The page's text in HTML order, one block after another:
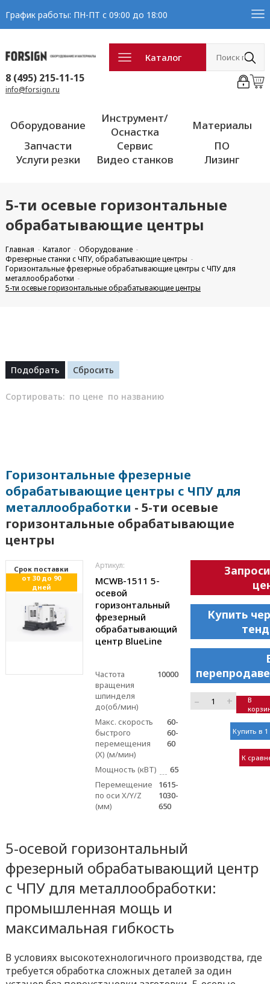
График работы: ПН-ПТ с 09:00 до 18:00
Каталог
8 (495) 215-11-15
info@forsign.ru
Оборудование
Инструмент/
Оснастка
Материалы
Запчасти
Сервис
ПО
Услуги резки
Видео станков Лизинг
5-ти осевые горизонтальные
обрабатывающие центры
Главная Каталог
Оборудование
Фрезерные станки с ЧПУ, обрабатывающие центры
Горизонтальные фрезерные обрабатывающие центры с ЧПУ для
металлообработки
5-ти осевые горизонтальные обрабатывающие центры
Сортировать: по цене по названию
Горизонтальные фрезерные
обрабатывающие центры с ЧПУ для
металлообработки - 5-ти осевые
горизонтальные обрабатывающие
центры
Cрок поставки
от 30 до 90
дней
Артикул:
MCWB-1511 5-
осевой
горизонтальный
фрезерный
обрабатывающий
центр BlueLine
Частота
вращения
шпинделя
до(об/мин)
10000
Макс. скорость
быстрого
перемещения
(X) (м/мин)
60-
60-
60
Мощность (кВТ)
65
Перемещение
по оси X/Y/Z
(мм)
1615-
1030-
650
Купить
– +
В
Купить в 1
К
5-осевой горизонтальный
фрезерный обрабатывающий центр
с ЧПУ для металлообработки:
промышленная мощь и
максимальная гибкость
В условиях высокотехнологичного производства, где
требуется обработка сложных деталей за один